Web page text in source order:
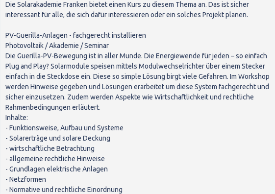
Die Solarakademie Franken bietet einen Kurs zu diesem Thema an. Das ist sicher
interessant für alle, die sich dafür interessieren oder ein solches Projekt planen.
PV-Guerilla-Anlagen - fachgerecht installieren
Photovoltaik / Akademie / Seminar
Die Guerilla-PV-Bewegung ist in aller Munde. Die Energiewende für jeden – so einfach
Plug and Play? Solarmodule speisen mittels Modulwechselrichter über einem Stecker
einfach in die Steckdose ein. Diese so simple Lösung birgt viele Gefahren. Im Workshop
werden Hinweise gegeben und Lösungen erarbeitet um diese System fachgerecht und
sicher einzusetzen. Zudem werden Aspekte wie Wirtschaftlichkeit und rechtliche
Rahmenbedingungen erläutert.
Inhalte:
- Funktionsweise, Aufbau und Systeme
- Solarerträge und solare Deckung
- wirtschaftliche Betrachtung
- allgemeine rechtliche Hinweise
- Grundlagen elektrische Anlagen
- Netzformen
- Normative und rechtliche Einordnung